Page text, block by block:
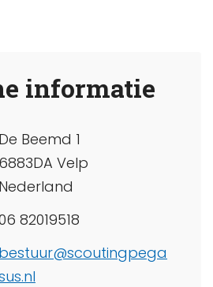
informatie
De Beemd 1
6883DA Velp
Nederland
82019518
bestuur@scoutingpega